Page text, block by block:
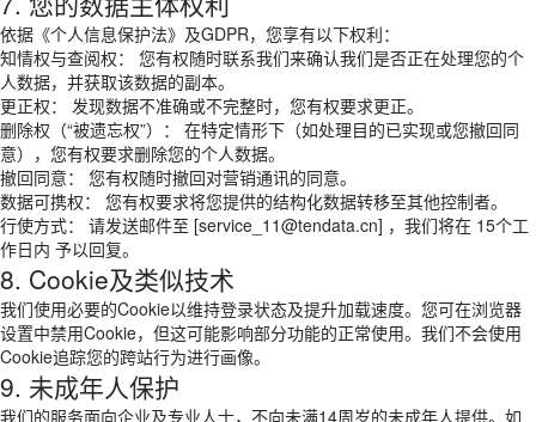
依据《个人信息保护法》及GDPR，您享有以下权利：
知情权与查阅权： 您有权随时联系我们来确认我们是否正在处理您的个
人数据，并获取该数据的副本。
更正权： 发现数据不准确或不完整时，您有权要求更正。
删除权（“被遗忘权”）： 在特定情形下（如处理目的已实现或您撤回同
意），您有权要求删除您的个人数据。
撤回同意： 您有权随时撤回对营销通讯的同意。
数据可携权： 您有权要求将您提供的结构化数据转移至其他控制者。
行使方式： 请发送邮件至 [service_11@tendata.cn] ，我们将在 15个工
作日内 予以回复。
8. Cookie及类似技术
我们使用必要的Cookie以维持登录状态及提升加载速度。您可在浏览器
设置中禁用Cookie，但这可能影响部分功能的正常使用。我们不会使用
Cookie追踪您的跨站行为进行画像。
9. 未成年人保护
我们的服务面向企业及专业人士，不向未满14周岁的未成年人提供。如